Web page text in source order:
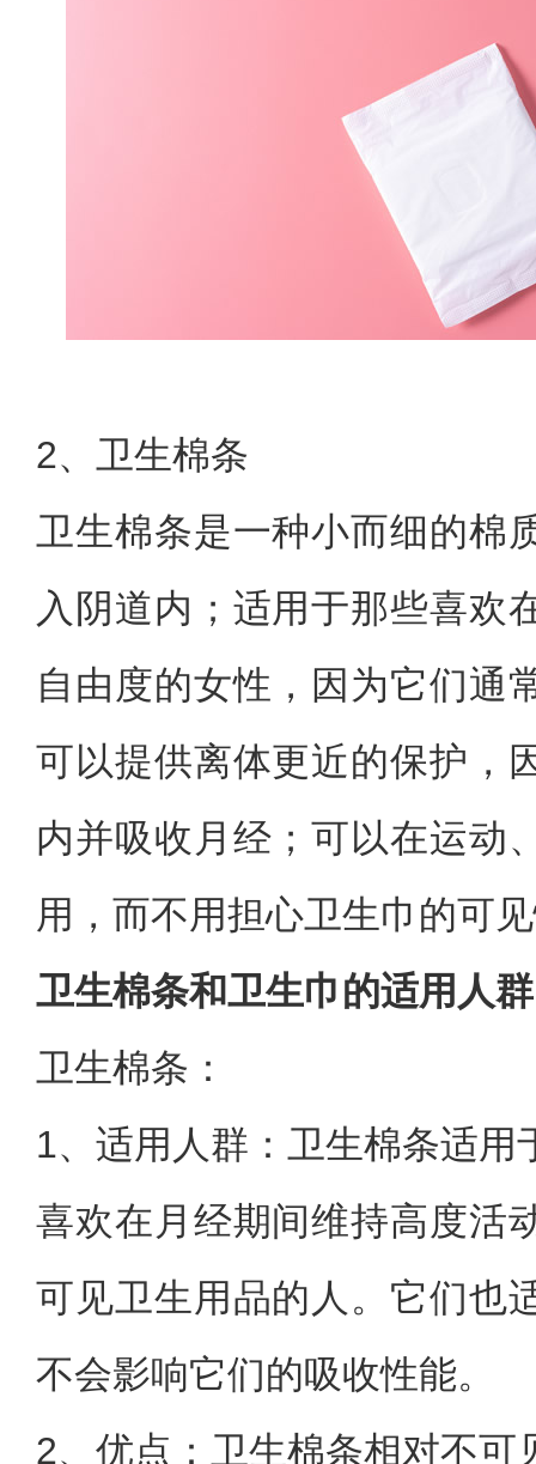
2、卫生棉条
卫生棉条是一种小而细的棉
入阴道内；适用于那些喜欢
自由度的女性，因为它们通
可以提供离体更近的保护，
内并吸收月经；可以在运动
用，而不用担心卫生巾的可
卫生棉条和卫生巾的适用人群
卫生棉条：
1、适用人群：卫生棉条适用
喜欢在月经期间维持高度活
可见卫生用品的人。它们也
不会影响它们的吸收性能。
2、优点：卫生棉条相对不可